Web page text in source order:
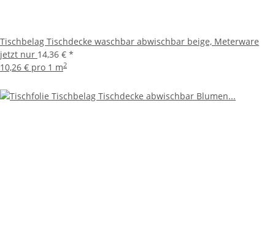
Tischbelag Tischdecke waschbar abwischbar beige, Meterware
jetzt nur 14,36 € *
10,26 € pro 1 m2